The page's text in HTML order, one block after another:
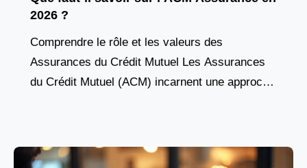
2026 ?
Comprendre le rôle et les valeurs des
Assurances du Crédit Mutuel Les Assurances
du Crédit Mutuel (ACM) incarnent une approche